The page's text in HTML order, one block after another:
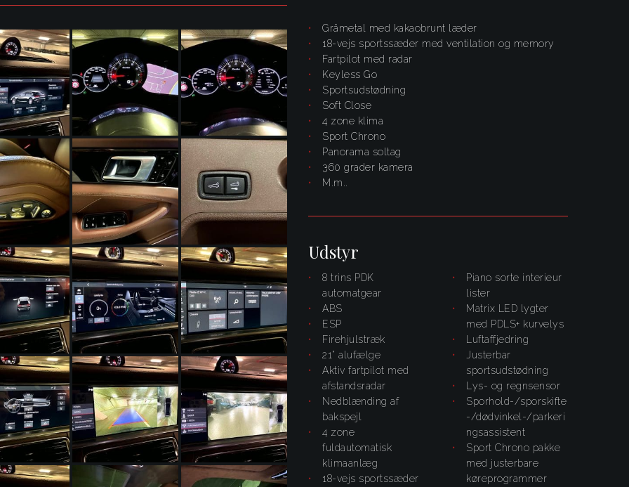
Gråmetal med kakaobrunt læder
18-vejs sportssæder med ventilation og memory
fartpilot med radar
Keyless Go
sportsudstødning
Soft Close
4 zone klima
Sport Chrono
panorama soltag
360 grader kamera
m.m..
Udstyr
8 trins PDK
automatgear
ABS
ESP
firehjulstræk
21" alufælge
aktiv fartpilot med
afstandsradar
nedblænding af
bakspejl
4 zone
fuldautomatisk
klimaanlæg
18-vejs sportssæder
piano sorte interieur
lister
Matrix LED lygter
med PDLS+ kurvelys
luftaffjedring
justerbar
sportsudstødning
lys- og regnsensor
sporhold-/sporskifte
-/dødvinkel-/parkeri
ngsassistent
Sport Chrono pakke
med justerbare
køreprogrammer